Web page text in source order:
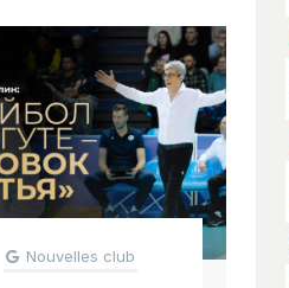
Nouvelles club